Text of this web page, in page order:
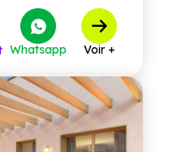
à partir de415 000 €
à partir de538 000 €
Whatsapp Voir +